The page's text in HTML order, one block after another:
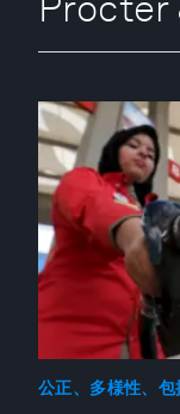
公正、多様性、包